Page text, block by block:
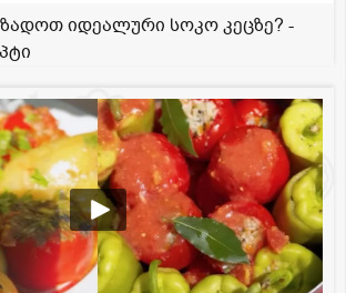
იდეალური სოკო კეცზე? -